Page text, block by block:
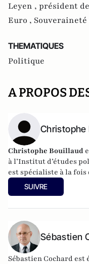
Leyen , président
Euro ,
THEMATIQUES
Politique
A PROPOS
Christophe
Christophe Bouillaud
à l’Institut d’études
est spécialiste à la
vie politique
partis.
SUIVRE
Sébastien
Sébastien Cochard